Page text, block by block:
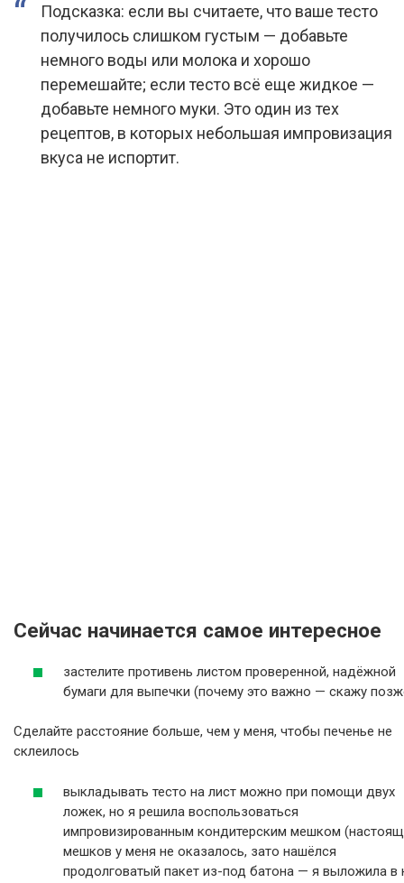
Подсказка: если вы считаете, что ваше тесто
получилось слишком густым — добавьте
немного воды или молока и хорошо
перемешайте; если тесто всё еще жидкое —
добавьте немного муки. Это один из тех
рецептов, в которых небольшая импровизация
вкуса не испортит.
Сейчас начинается самое интересное
застелите противень листом проверенной, надёжной
бумаги для выпечки (почему это важно — скажу
Сделайте расстояние больше, чем у меня, чтобы печенье не
склеилось
выкладывать тесто на лист можно при помощи двух
ложек, но я решила воспользоваться
импровизированным кондитерским мешком
мешков у меня не оказалось, зато нашёлся
продолговатый пакет из-под батона — я выложила в